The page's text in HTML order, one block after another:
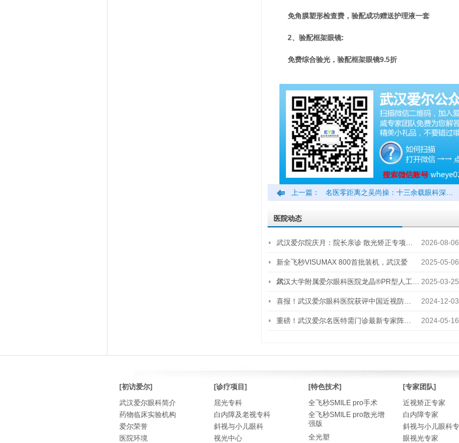
免角膜塑形检查费，验配成功赠送护理液一套
2、验配框架眼镜:
免费综合验光，验配框架眼镜9.5折
上一篇： 名医零距离之吴尚操：十三余载眼科深…
医院动态
武汉爱尔院庆月：院长亲诊 散光矫正专项… 2026-08-06
新全飞秒VISUMAX 800首批装机，武汉爱
尔…
2025-05-06
武汉大学附属爱尔眼科医院龙晶®PR型人工… 2025-03-25
喜报！武汉爱尔眼科医院获评中国近视防… 2024-12-03
重磅！武汉爱尔名医特需门诊最新专家阵… 2024-05-16
[初访爱尔]
武汉爱尔眼科简介
药物临床实验机构
爱尔荣誉
医院环境
[诊疗项目]
屈光专科
白内障及老视专科
斜视与小儿眼科
视光中心
[特色技术]
全飞秒SMILE pro手术
全飞秒SMILE pro散光增
强版
全光塑
[专家团队]
近视矫正专家
白内障专家
斜视与小儿眼科
眼视光专家